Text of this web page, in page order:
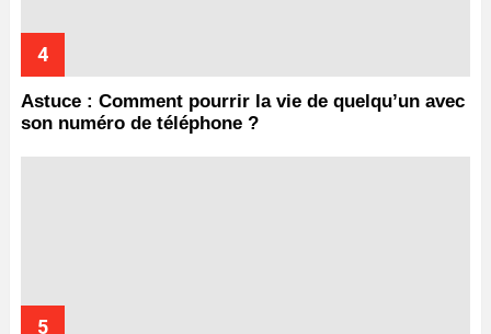
Astuce : Comment pourrir la vie de quelqu’un avec
son numéro de téléphone ?